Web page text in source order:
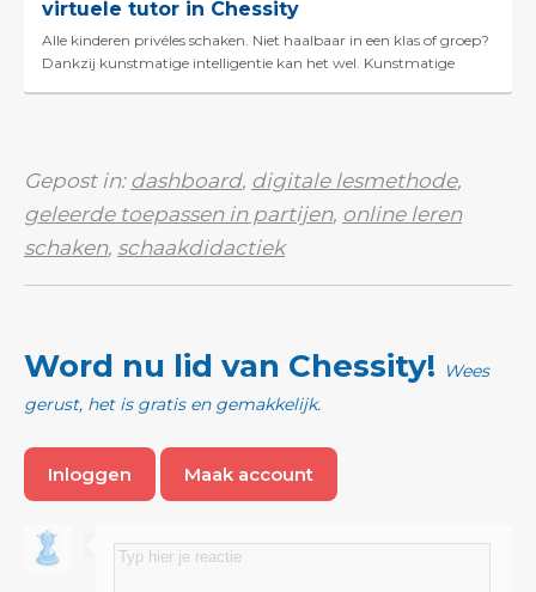
virtuele tutor in Chessity
Alle kinderen privéles schaken. Niet haalbaar in een klas of groep?
Dankzij kunstmatige intelligentie kan het wel. Kunstmatige
Gepost in: dashboard, digitale lesmethode,
geleerde toepassen in partijen, online leren
schaken, schaakdidactiek
Word nu lid van Chessity!
Wees
gerust, het is gratis en gemakkelijk.
Inloggen Maak account